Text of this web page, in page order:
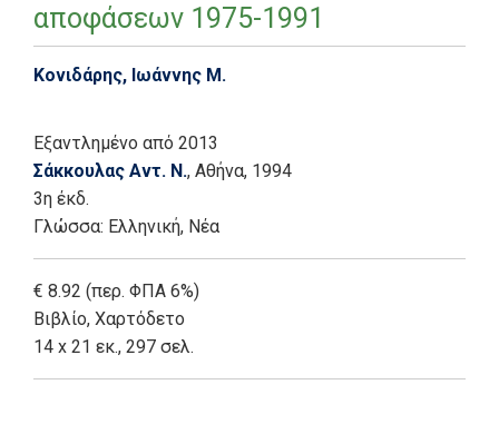
αποφάσεων 1975-1991
Κονιδάρης, Ιωάννης Μ.
Εξαντλημένο από 2013
Σάκκουλας Αντ. Ν., Αθήνα, 1994
3η έκδ.
Γλώσσα: Ελληνική, Νέα
€ 8.92 (περ. ΦΠΑ 6%)
Βιβλίο, Χαρτόδετο
14 x 21 εκ., 297 σελ.